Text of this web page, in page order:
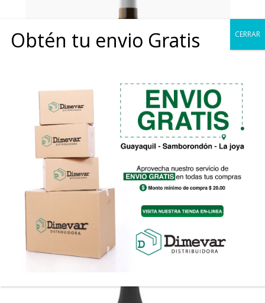
Demuerte White
$18.48 - $94.26Rango
precios:
$18.48
hasta
Obtén tu envio Gratis CERRAR